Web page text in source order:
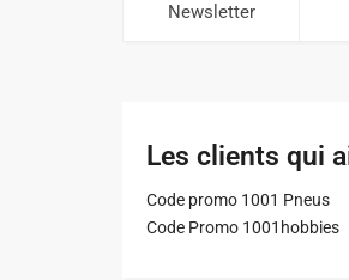
Newsletter
Les clients qui
Code promo 1001 Pneus
Code Promo 1001hobbies